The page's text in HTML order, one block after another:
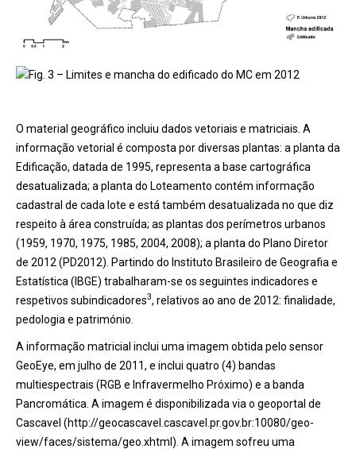
Fig. 3 – Limites e mancha do edificado do MC em 2012
O material geográfico incluiu dados vetoriais e matriciais. A
informação vetorial é composta por diversas plantas: a planta da
Edificação, datada de 1995, representa a base cartográfica
desatualizada; a planta do Loteamento contém informação
cadastral de cada lote e está também desatualizada no que diz
respeito à área construída; as plantas dos perímetros urbanos
(1959, 1970, 1975, 1985, 2004, 2008); a planta do Plano Diretor
de 2012 (PD2012). Partindo do Instituto Brasileiro de Geografia e
Estatística (IBGE) trabalharam-se os seguintes indicadores e
respetivos subindicadores3, relativos ao ano de 2012: finalidade,
pedologia e património.
A informação matricial inclui uma imagem obtida pelo sensor
GeoEye, em julho de 2011, e inclui quatro (4) bandas
multiespectrais (RGB e Infravermelho Próximo) e a banda
Pancromática. A imagem é disponibilizada via o geoportal de
Cascavel (http://geocascavel.cascavel.pr.gov.br:10080/geo-
view/faces/sistema/geo.xhtml). A imagem sofreu uma